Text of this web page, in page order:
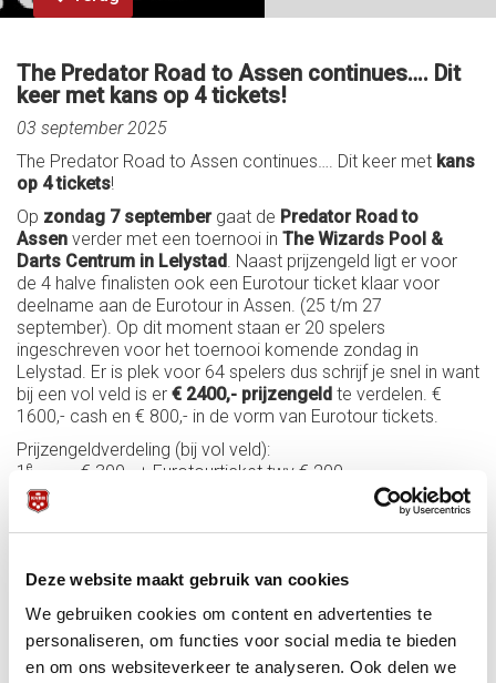
Deze website maakt gebruik van cookies
We gebruiken cookies om content en advertenties te
personaliseren, om functies voor social media te bieden
en om ons websiteverkeer te analyseren. Ook delen we
The Predator Road to Assen continues…. Dit
keer met kans op 4 tickets!
03 september 2025
The Predator Road to Assen continues…. Dit keer met kans
op 4 tickets!
Op zondag 7 septembergaat de Predator Road to
Assen verder met een toernooi in The Wizards Pool &
Darts Centrum in Lelystad. Naast prijzengeld ligt er voor
de 4 halve finalisten ook een Eurotour ticket klaar voor
deelname aan de Eurotour in Assen. (25 t/m 27
september). Op dit moment staan er 20 spelers
ingeschreven voor het toernooi komende zondag in
Lelystad. Er is plek voor 64 spelers dus schrijf je snel in want
bij een vol veld is er € 2400,- prijzengeld te verdelen. €
1600,- cash en € 800,- in de vorm van Eurotour tickets.
Prijzengeldverdeling (bij vol veld):
1 e
€ 300,- + Eurotourticket twv € 200,-
e€ 200,- + Eurotourticket twv € 200,-
e/4
5e/8e€ 100,-
Dus sta je nog niet ingeschreven klik dan op onderstaande
link en schrijf je in!
7 september, The Wizards, Lelystad, Prijzengeld € 2400,- (bij
vol veld)